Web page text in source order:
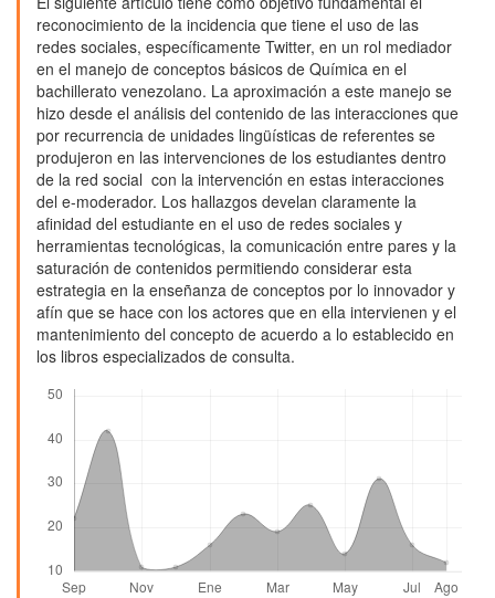
reconocimiento de la incidencia que tiene el uso de las
redes sociales, específicamente Twitter, en un rol mediador
en el manejo de conceptos básicos de Química en el
bachillerato venezolano. La aproximación a este manejo se
hizo desde el análisis del contenido de las interacciones que
por recurrencia de unidades lingüísticas de referentes se
produjeron en las intervenciones de los estudiantes dentro
de la red social con la intervención en estas interacciones
del e-moderador. Los hallazgos develan claramente la
afinidad del estudiante en el uso de redes sociales y
herramientas tecnológicas, la comunicación entre pares y la
saturación de contenidos permitiendo considerar esta
estrategia en la enseñanza de conceptos por lo innovador y
afín que se hace con los actores que en ella intervienen y el
mantenimiento del concepto de acuerdo a lo establecido en
los libros especializados de consulta.